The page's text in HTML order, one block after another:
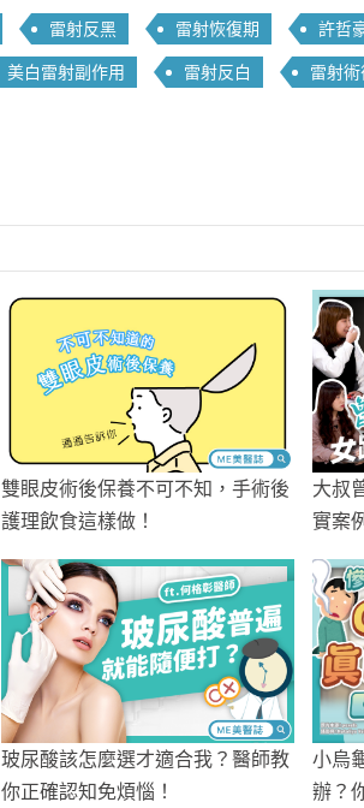
雷射反黑 雷射恢復期 許哲
美白雷射副作用 雷射反白 雷射
雙眼皮術後保養不可不知，手術後
護理飲食這樣做！
大叔
實案
玻尿酸該怎麼選才適合我？醫師教
你正確認知免煩惱！
小烏
辦？